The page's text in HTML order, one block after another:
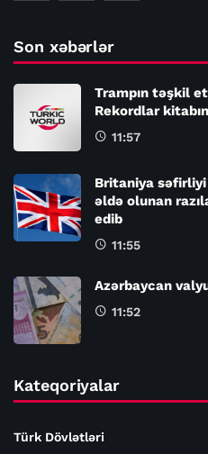
Son xəbərlər
Trampın təşkil
Rekordlar
11:57
Britaniya
əldə olunan
edib
11:55
Azərbaycan
11:52
Kateqoriyalar
Türk Dövlətləri